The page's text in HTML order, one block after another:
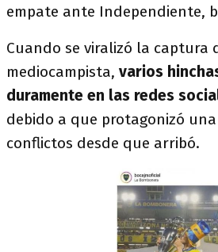
empate ante Independiente,
Cuando se viralizó la captura
mediocampista, varios
duramente en las redes
debido a que protagonizó
conflictos desde que arribó.